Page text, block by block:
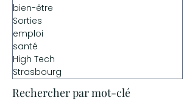
bien-être
Sorties
emploi
santé
High Tech
Strasbourg
Rechercher par mot-clé